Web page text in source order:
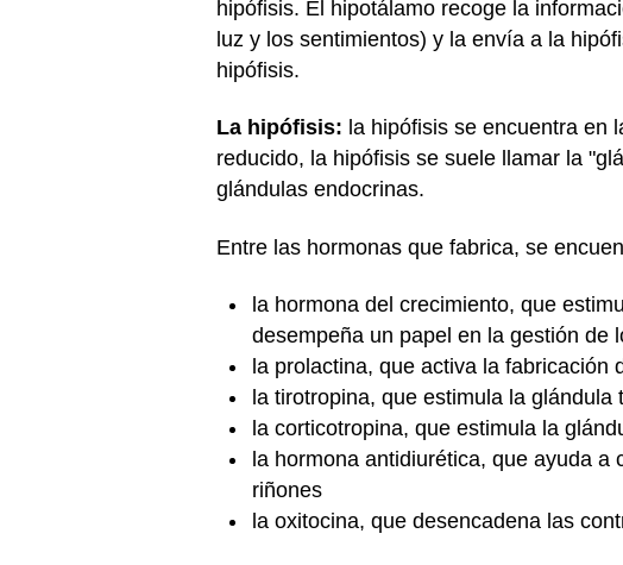
hipófisis. El hipotálamo recoge la
luz y los sentimientos) y la envía a la
hipófisis.
La hipófisis: la hipófisis se encuentra en
reducido, la hipófisis se suele llamar la
glándulas endocrinas.
Entre las hormonas que fabrica, se
la hormona del crecimiento, que
desempeña un papel en la gestión de
la prolactina, que activa la
la tirotropina, que estimula la
la corticotropina, que estimula la
la hormona antidiurética, que ayuda
riñones
la oxitocina, que desencadena las